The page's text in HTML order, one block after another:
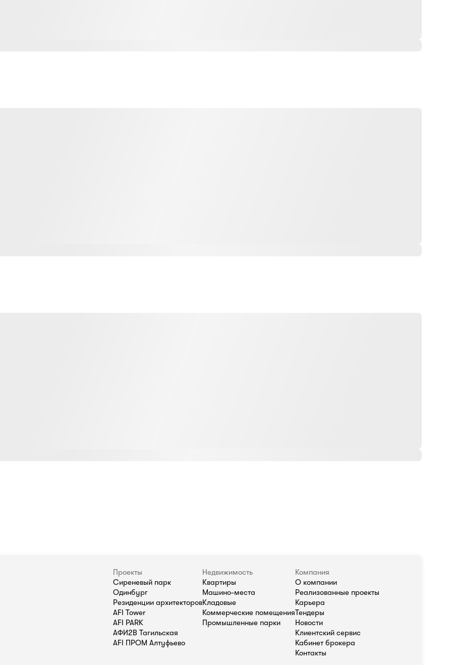
Проекты
Сиреневый парк
Одинбург
Резиденции архитекторов
AFI Tower
AFI PARK
АФИ2В Тагильская
AFI ПРОМ Алтуфьево
Недвижимость
Квартиры
Машино-места
Кладовые
Коммерческие помещения
Промышленные парки
Компания
О компании
Реализованные проекты
Карьера
Тендеры
Новости
Клиентский сервис
Кабинет брокера
Контакты